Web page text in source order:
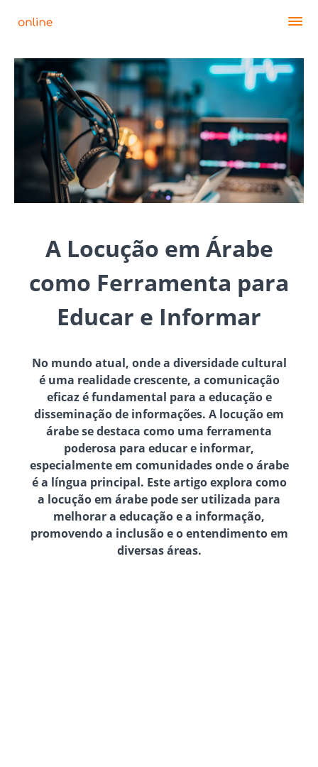
A Locução em Árabe
como Ferramenta para
Educar e Informar
No mundo atual, onde a diversidade cultural
é uma realidade crescente, a comunicação
eficaz é fundamental para a educação e
disseminação de informações. A locução em
árabe se destaca como uma ferramenta
poderosa para educar e informar,
especialmente em comunidades onde o árabe
é a língua principal. Este artigo explora como
a locução em árabe pode ser utilizada para
melhorar a educação e a informação,
promovendo a inclusão e o entendimento em
diversas áreas.